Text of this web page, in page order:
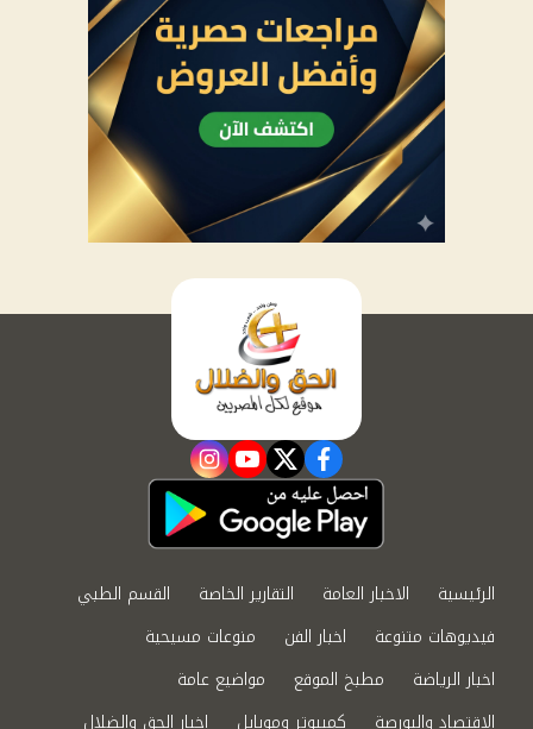
facebook
twitter
youtube
instagram
الرئيسية الاخبار العامة التقارير الخاصة
القسم الطبي
فيديوهات متنوعة
اخبار الفن
منوعات مسيحية
اخبار الرياضة
مطبخ الموقع
مواضيع عامة
الاقتصاد والبورصة
كمبيوتر وموبايل اخبار الحق والضلال